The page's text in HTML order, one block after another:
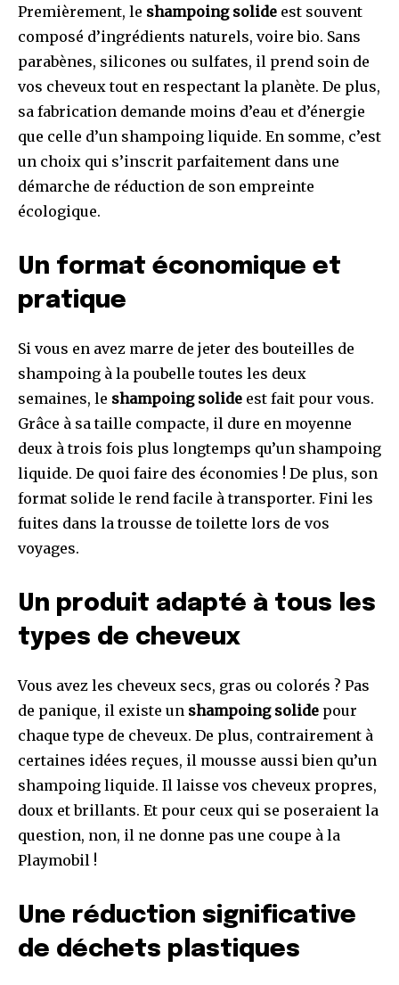
Premièrement, le shampoing solide est souvent
composé d’ingrédients naturels, voire bio. Sans
parabènes, silicones ou sulfates, il prend soin de
vos cheveux tout en respectant la planète. De plus,
sa fabrication demande moins d’eau et d’énergie
que celle d’un shampoing liquide. En somme, c’est
un choix qui s’inscrit parfaitement dans une
démarche de réduction de son empreinte
écologique.
Un format économique et
pratique
Si vous en avez marre de jeter des bouteilles de
shampoing à la poubelle toutes les deux
semaines, le shampoing solide est fait pour vous.
Grâce à sa taille compacte, il dure en moyenne
deux à trois fois plus longtemps qu’un shampoing
liquide. De quoi faire des économies ! De plus, son
format solide le rend facile à transporter. Fini les
fuites dans la trousse de toilette lors de vos
voyages.
Un produit adapté à tous les
types de cheveux
Vous avez les cheveux secs, gras ou colorés ? Pas
de panique, il existe un shampoing solide pour
chaque type de cheveux. De plus, contrairement à
certaines idées reçues, il mousse aussi bien qu’un
shampoing liquide. Il laisse vos cheveux propres,
doux et brillants. Et pour ceux qui se poseraient la
question, non, il ne donne pas une coupe à la
Playmobil !
Une réduction significative
de déchets plastiques